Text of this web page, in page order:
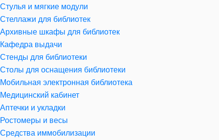
Стулья и мягкие модули
Стеллажи для библиотек
Архивные шкафы для библиотек
Кафедра выдачи
Стенды для библиотеки
Столы для оснащения библиотеки
Мобильная электронная библиотека
Медицинский кабинет
Аптечки и укладки
Ростомеры и весы
Средства иммобилизации